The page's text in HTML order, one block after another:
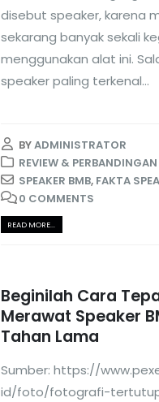
disebut speaker, karena
sekarang banyak sekali
menggunakan alat ini.
speaker paling terkenal...
BYADMINISTRATOR
REVIEW & PERBANDINGAN
SPEAKER BMB, FAKTA
0 COMMENTS
READ MORE...
Beginilah Cara
Merawat Speaker
Tahan Lama
Sumber: https://
id/foto/fotografi-